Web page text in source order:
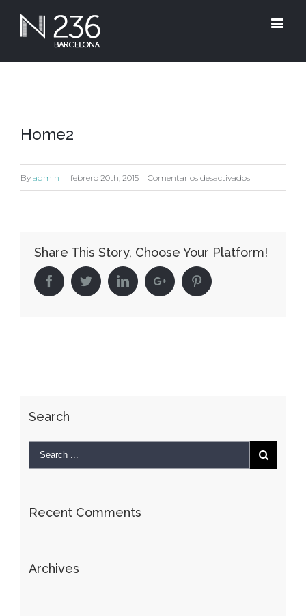
Home2
By admin | febrero 20th, 2015 | Comentarios desactivadosen
Share This Story, Choose Your Platform!
FacebookTwitterLinkedinGoogle+ Pinterest
Search
Recent Comments
Archives